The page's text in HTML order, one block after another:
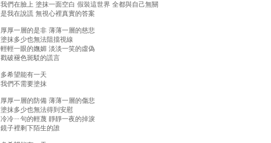
我們在臉上 塗抹一面空白 假裝這世界 全都與自己無關
是我在說謊 無視心裡真實的答案
厚厚一層的是非 薄薄一層的慈悲
塗抹多少也無法阻擋視線
輕輕一眼的嫵媚 淡淡一笑的虛偽
戳破褪色斑駁的謊言
多希望能有一天
我們不需要塗抹
厚厚一層的防備 薄薄一層的傷悲
塗抹多少也無法得到安慰
冷冷ㄧ句的輕蔑 靜靜一夜的掉淚
鏡子裡剩下陌生的誰